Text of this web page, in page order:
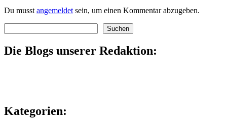
Du musst angemeldet sein, um einen Kommentar abzugeben.
Suchen
Die Blogs unserer Redaktion:
Kategorien: